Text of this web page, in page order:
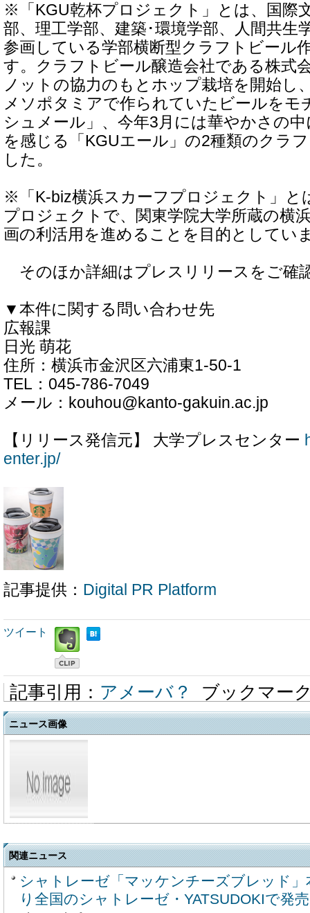
※「KGU乾杯プロジェクト」とは、国際
部、理工学部、建築･環境学部、人間共生
参画している学部横断型クラフトビール
す。クラフトビール醸造会社である株式
ノットの協力のもとホップ栽培を開始し
メソポタミアで作られていたビールをモ
シュメール」、今年3月には華やかさの
を感じる「KGUエール」の2種類のクラ
した。
※「K-biz横浜スカーフプロジェクト」と
プロジェクトで、関東学院大学所蔵の横
画の利活用を進めることを目的としてい
そのほか詳細はプレスリリースをご確
▼本件に関する問い合わせ先
広報課
日光 萌花
住所：横浜市金沢区六浦東1-50-1
TEL：045-786-7049
メール：kouhou@kanto-gakuin.ac.jp
【リリース発信元】 大学プレスセンター
enter.jp/
記事提供： Digital PR Platform
ツイート
記事引用： アメーバ？ ブックマー
ニュース画像
関連ニュース
シャトレーゼ「マッケンチーズブレッド」
り全国のシャトレーゼ・YATSUDOKIで発売